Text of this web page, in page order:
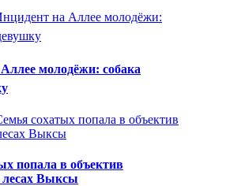
молодёжи: собака
попала в объектив
Выксы